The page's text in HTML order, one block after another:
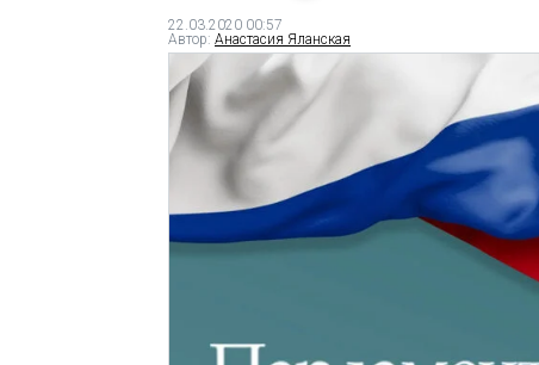
22.03.2020 00:57
Автор: Анастасия Яланская